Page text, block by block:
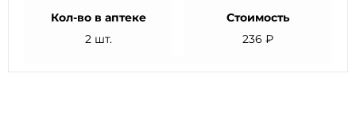
Кол-во в аптеке
2 шт.
Стоимость
236 ₽